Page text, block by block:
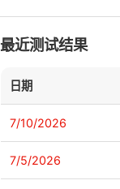
最近测试结果
日期
7/10/2026
7/5/2026